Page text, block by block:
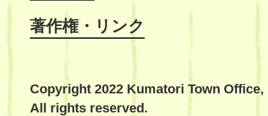
著作権・リンク
Copyright 2022 Kumatori Town Office,
All rights reserved.